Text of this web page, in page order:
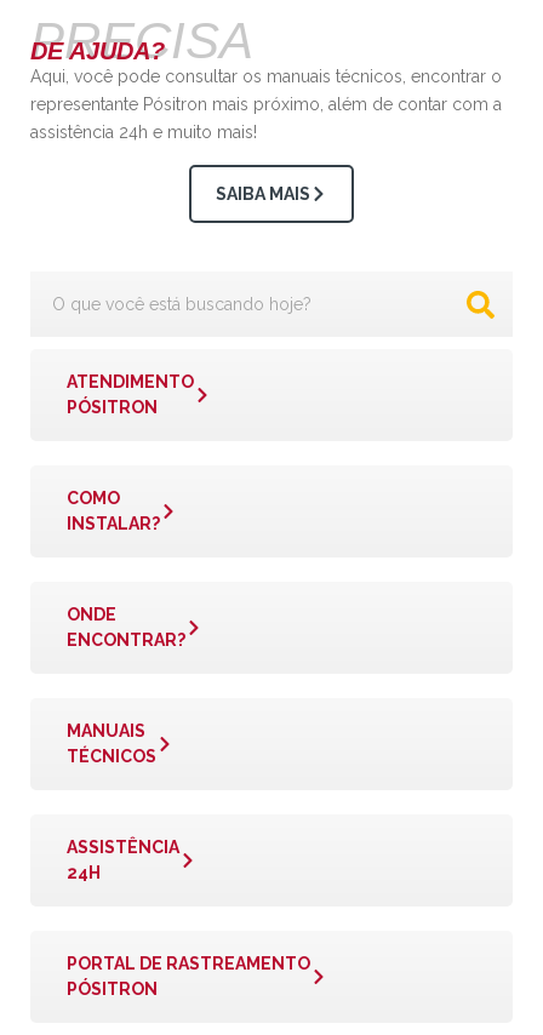
PRECISA
DE AJUDA?
Aqui, você pode consultar os manuais técnicos, encontrar o
representante Pósitron mais próximo, além de contar com a
assistência 24h e muito mais!
SAIBA MAIS
ATENDIMENTO
PÓSITRON
COMO
INSTALAR?
ONDE
ENCONTRAR?
MANUAIS
TÉCNICOS
ASSISTÊNCIA
24H
PORTAL DE RASTREAMENTO
PÓSITRON